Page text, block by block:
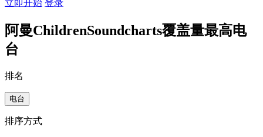
立即开始 登录
阿曼ChildrenSoundcharts覆盖量最高电
台
排名
电台
排序方式